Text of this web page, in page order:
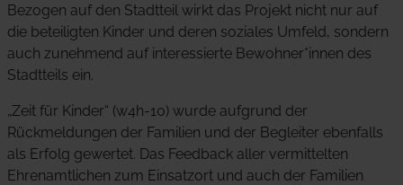
Bezogen auf den Stadtteil wirkt das Projekt nicht nur auf
die beteiligten Kinder und deren soziales Umfeld, sondern
auch zunehmend auf interessierte Bewohner*innen des
Stadtteils ein.
„Zeit für Kinder“ (w4h-10) wurde aufgrund der
Rückmeldungen der Familien und der Begleiter ebenfalls
als Erfolg gewertet. Das Feedback aller vermittelten
Ehrenamtlichen zum Einsatzort und auch der Familien